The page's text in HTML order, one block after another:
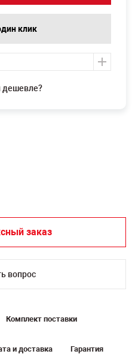
дешевле?
клик
заказ
вопрос
Комплект поставки
и доставка Гарантия